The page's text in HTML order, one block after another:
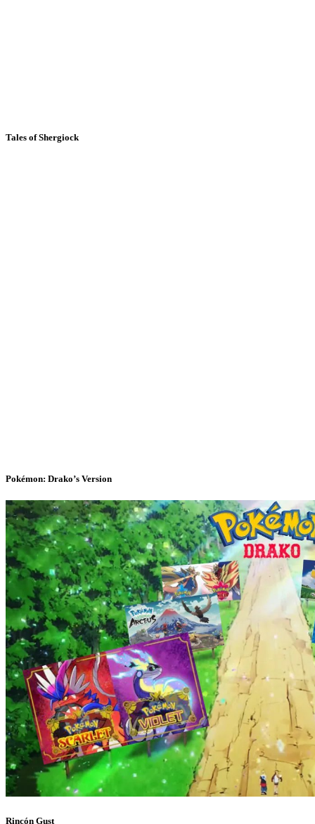
Tales of Shergiock
Pokémon: Drako’s Version
Rincón Gust